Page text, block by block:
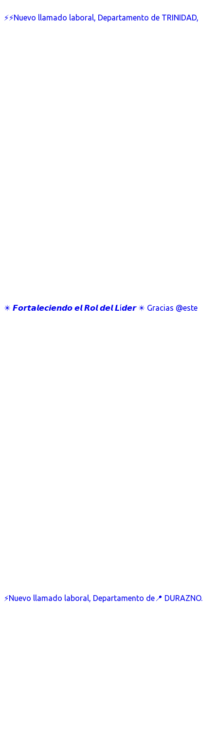
⚡⚡Nuevo llamado laboral, Departamento de TRINIDAD,
✴️ 𝙁𝙤𝙧𝙩𝙖𝙡𝙚𝙘𝙞𝙚𝙣𝙙𝙤 𝙚𝙡 𝙍𝙤𝙡 𝙙𝙚𝙡 𝙇í𝙙𝙚𝙧 ✴️ Gracias @este
⚡Nuevo llamado laboral, Departamento de📍 DURAZNO.